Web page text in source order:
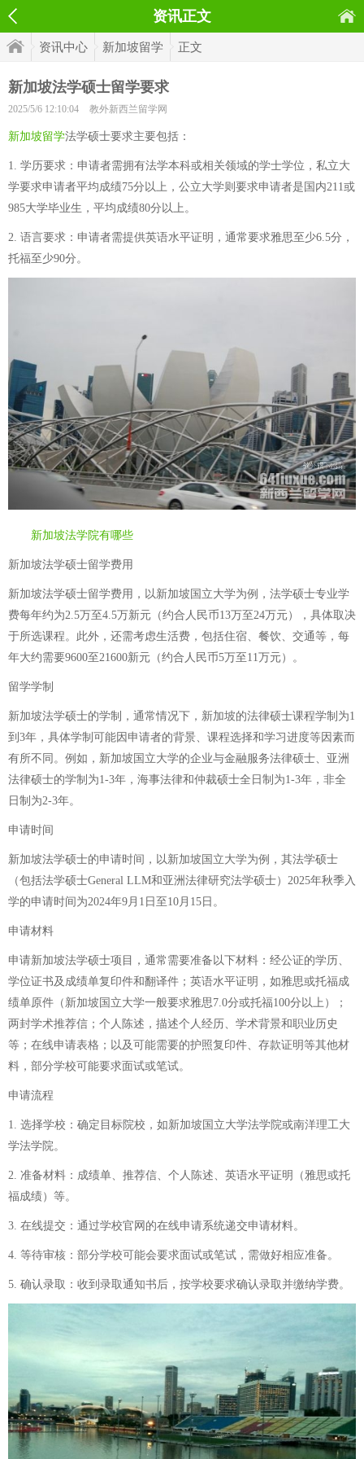
资讯正文
资讯中心 新加坡留学 正文
新加坡法学硕士留学要求
2025/5/6 12:10:04 教外新西兰留学网
新加坡留学法学硕士要求主要包括：
1. 学历要求：申请者需拥有法学本科或相关领域的学士学位，私立大
学要求申请者平均成绩75分以上，公立大学则要求申请者是国内211或
985大学毕业生，平均成绩80分以上。
2. 语言要求：申请者需提供英语水平证明，通常要求雅思至少6.5分，
托福至少90分。
新加坡法学院有哪些
新加坡法学硕士留学费用
新加坡法学硕士留学费用，以新加坡国立大学为例，法学硕士专业学
费每年约为2.5万至4.5万新元（约合人民币13万至24万元），具体取决
于所选课程。此外，还需考虑生活费，包括住宿、餐饮、交通等，每
年大约需要9600至21600新元（约合人民币5万至11万元）。
留学学制
新加坡法学硕士的学制，通常情况下，新加坡的法律硕士课程学制为1
到3年，具体学制可能因申请者的背景、课程选择和学习进度等因素而
有所不同。例如，新加坡国立大学的企业与金融服务法律硕士、亚洲
法律硕士的学制为1-3年，海事法律和仲裁硕士全日制为1-3年，非全
日制为2-3年。
申请时间
新加坡法学硕士的申请时间，以新加坡国立大学为例，其法学硕士
（包括法学硕士General LLM和亚洲法律研究法学硕士）2025年秋季入
学的申请时间为2024年9月1日至10月15日。
申请材料
申请新加坡法学硕士项目，通常需要准备以下材料：经公证的学历、
学位证书及成绩单复印件和翻译件；英语水平证明，如雅思或托福成
绩单原件（新加坡国立大学一般要求雅思7.0分或托福100分以上）；
两封学术推荐信；个人陈述，描述个人经历、学术背景和职业历史
等；在线申请表格；以及可能需要的护照复印件、存款证明等其他材
料，部分学校可能要求面试或笔试。
申请流程
1. 选择学校：确定目标院校，如新加坡国立大学法学院或南洋理工大
学法学院。
2. 准备材料：成绩单、推荐信、个人陈述、英语水平证明（雅思或托
福成绩）等。
3. 在线提交：通过学校官网的在线申请系统递交申请材料。
4. 等待审核：部分学校可能会要求面试或笔试，需做好相应准备。
5. 确认录取：收到录取通知书后，按学校要求确认录取并缴纳学费。